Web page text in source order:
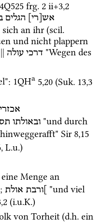
4Q525 frg. 2 ii+3,2
אש[רי] הגלים
an ihr (scil.
und nicht plappern
|| עולה דרכי "Wegen des
: 1QHa 5,20 (Suk. 13,3
אכזרי
ובאולתו "und durch
Sir 8,15
, L.u.)
Menge an
]ורבת אולת
"und viel
,2 (i.u.K.)
von Torheit (d.h. ein